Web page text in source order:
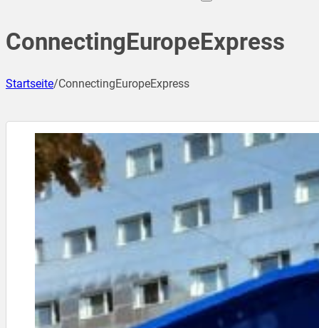
ConnectingEuropeExpress
Startseite/ConnectingEuropeExpress